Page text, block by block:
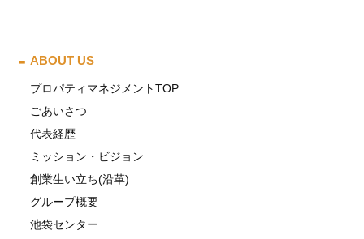
ABOUT US
プロパティマネジメントTOP
ごあいさつ
代表経歴
ミッション・ビジョン
創業生い立ち(沿革)
グループ概要
池袋センター